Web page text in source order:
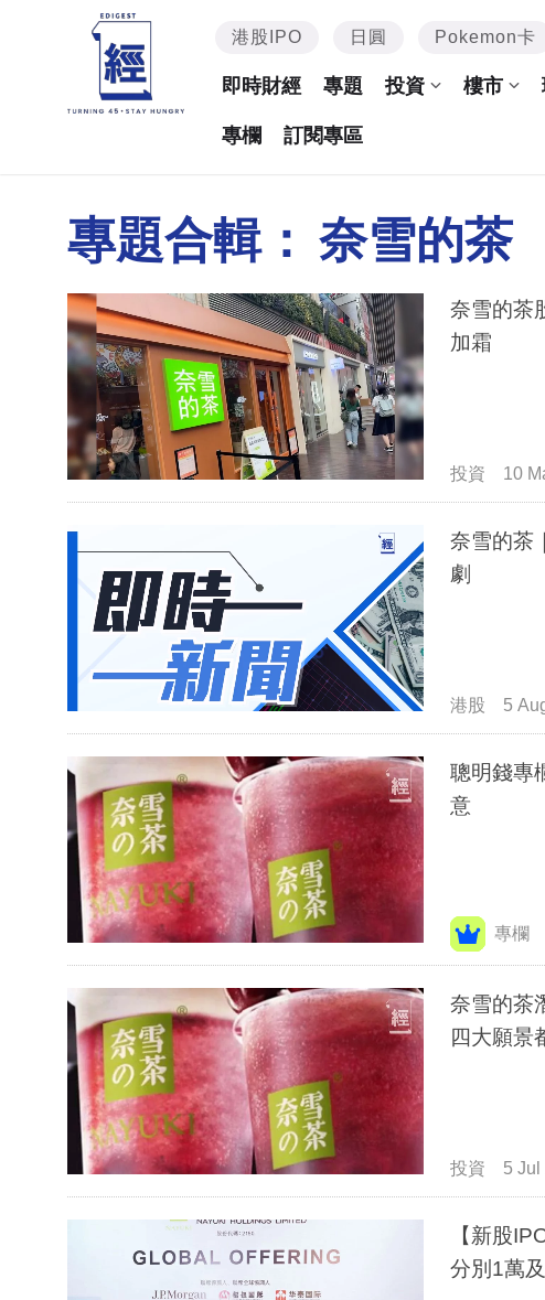
港股IPO 日圓 Pokemon卡
即時財經 專題 投資 樓市
專欄 訂閱專區
專題合輯： 奈雪的茶
奈雪的茶股
加霜
投資 10
奈雪的茶
劇
港股 5
聰明錢專
意
專欄
奈雪的茶
四大願景
投資 5 Jul
【新股
分別1萬